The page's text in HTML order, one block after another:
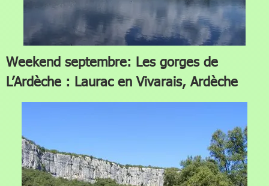
Weekend septembre: Les gorges de
L’Ardèche : Laurac en Vivarais, Ardèche